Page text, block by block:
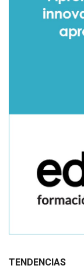
TENDENCIAS